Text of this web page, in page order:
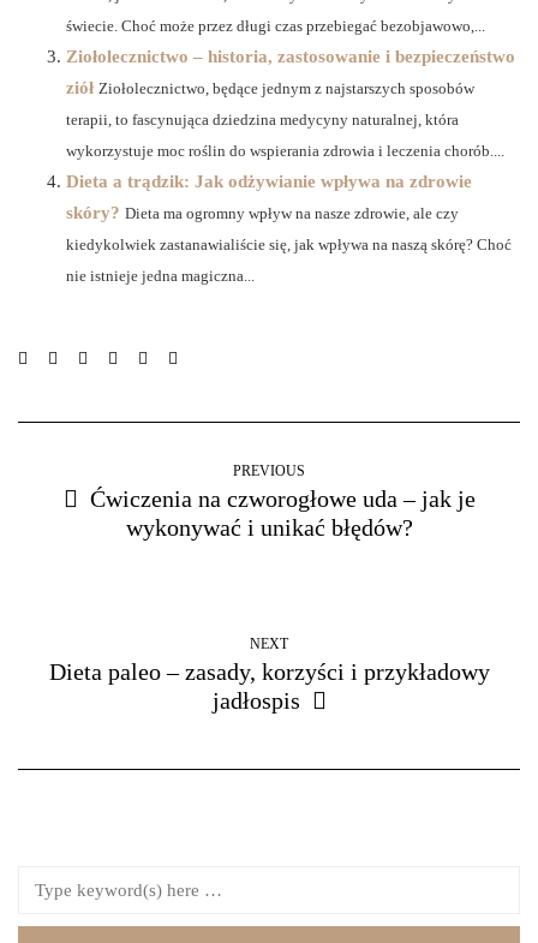
świecie. Choć może przez długi czas przebiegać bezobjawowo,...
Ziołolecznictwo – historia, zastosowanie i bezpieczeństwo
ziół Ziołolecznictwo, będące jednym z najstarszych sposobów
terapii, to fascynująca dziedzina medycyny naturalnej, która
wykorzystuje moc roślin do wspierania zdrowia i leczenia chorób....
Dieta a trądzik: Jak odżywianie wpływa na zdrowie
skóry? Dieta ma ogromny wpływ na nasze zdrowie, ale czy
kiedykolwiek zastanawialiście się, jak wpływa na naszą skórę? Choć
nie istnieje jedna magiczna...
PREVIOUS
Ćwiczenia na czworogłowe uda – jak je
wykonywać i unikać błędów?
NEXT
Dieta paleo – zasady, korzyści i przykładowy
jadłospis